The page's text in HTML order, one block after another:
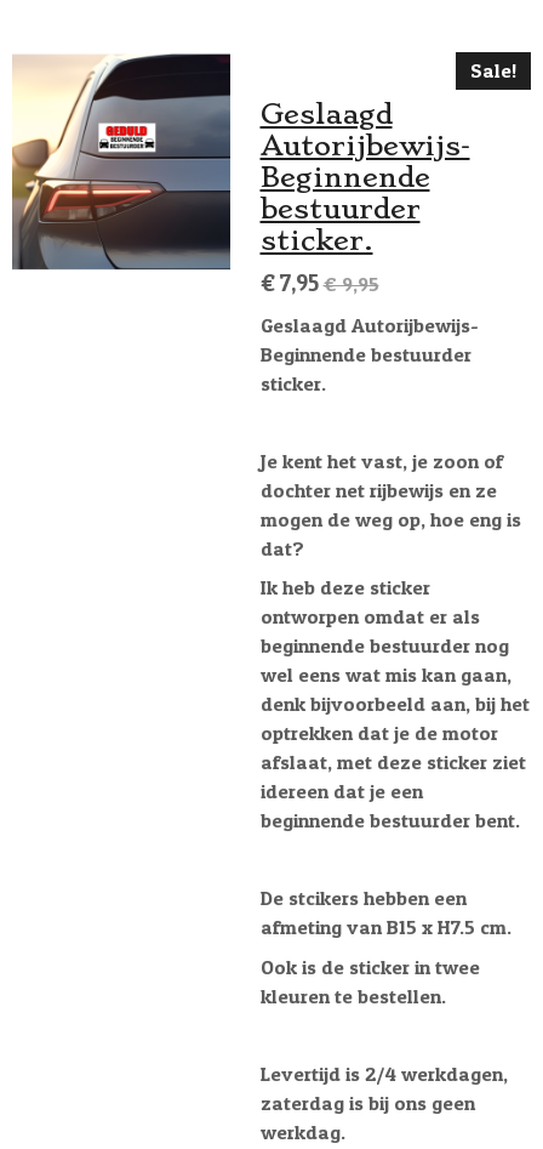
Sale!
Geslaagd
Autorijbewijs-
Beginnende
bestuurder
sticker.
€ 7,95 € 9,95
Geslaagd Autorijbewijs-
Beginnende bestuurder
sticker.
Je kent het vast, je zoon of
dochter net rijbewijs en ze
mogen de weg op, hoe eng is
dat?
Ik heb deze sticker
ontworpen omdat er als
beginnende bestuurder nog
wel eens wat mis kan gaan,
denk bijvoorbeeld aan, bij het
optrekken dat je de motor
afslaat, met deze sticker ziet
idereen dat je een
beginnende bestuurder bent.
De stcikers hebben een
afmeting van B15 x H7.5 cm.
Ook is de sticker in twee
kleuren te bestellen.
Levertijd is 2/4 werkdagen,
zaterdag is bij ons geen
werkdag.